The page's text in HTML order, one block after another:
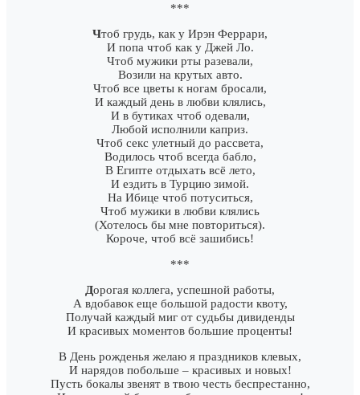
***
Чтоб грудь, как у Ирэн Феррари,
И попа чтоб как у Джей Ло.
Чтоб мужики рты разевали,
Возили на крутых авто.
Чтоб все цветы к ногам бросали,
И каждый день в любви клялись,
И в бутиках чтоб одевали,
Любой исполнили каприз.
Чтоб секс улетный до рассвета,
Водилось чтоб всегда бабло,
В Египте отдыхать всё лето,
И ездить в Турцию зимой.
На Ибице чтоб потуситься,
Чтоб мужики в любви клялись
(Хотелось бы мне повториться).
Короче, чтоб всё зашибись!
***
Дорогая коллега, успешной работы,
А вдобавок еще большой радости квоту,
Получай каждый миг от судьбы дивиденды
И красивых моментов большие проценты!
В День рожденья желаю я праздников клевых,
И нарядов побольше – красивых и новых!
Пусть бокалы звенят в твою честь беспрестанно,